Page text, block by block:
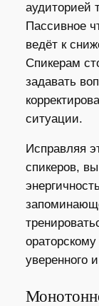
аудиторией
Пассивное
ведёт к
Спикерам
задавать
ситуации.
Исправляя
спикеров,
уверенного